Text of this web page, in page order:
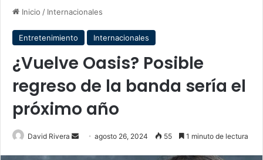
Inicio / Internacionales
Entretenimiento Internacionales
¿Vuelve Oasis? Posible
regreso de la banda sería el
próximo año
David Rivera
Sendagosto 26, 2024 55 1 minuto de lectura